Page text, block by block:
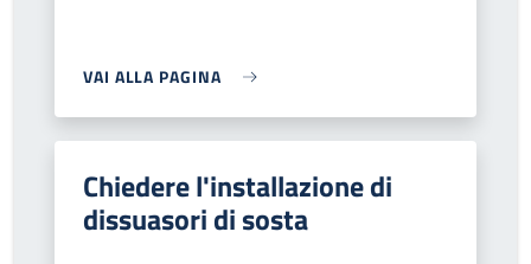
VAI ALLA PAGINA
Chiedere l'installazione di
dissuasori di sosta